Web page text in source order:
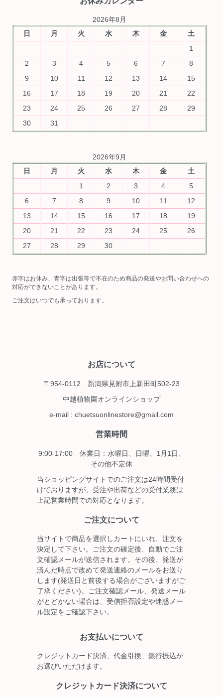
2026年8月
日
月 火 水 木 金
土
1
2
3 4 5 6 7
8
9
10 11 12 13 14
15
16
17 18 19 20 21
22
23
24 25 26 27 28
29
30
31
2026年9月
日
月 火 水 木 金
土
1
2 3 4
5
6
7 8 9 10 11
12
13
14 15 16 17 18
19
20
21 22 23 24 25
26
27
28 29 30
赤字はお休み、青字は出張等で不在のため商品の発送やお問い合わせへの
対応ができないことがあります。
ご注文はいつでも承っております。
お店について
〒954-0112 新潟県見附市上新田町502-23
中越植物園オンラインショップ
e-mail : chuetsuonlinestore@gmail.com
営業時間
9:00-17:00 休業日：水曜日、日曜、1月1日、
その他不定休
当ショッピングサイトでのご注文は24時間受付
けておりますが、受注や出荷などの受付業務は
上記営業時間での対応となります。
ご注文について
当サイトで商品を選択しカートにいれ、注文を
決定して下さい。ご注文の確定後、自動でご注
文確認メールが送信されます。その後、発送が
済んだ時点で改めて発送連絡のメールをお送り
します(発送日と前後する場合がございますがご
了承ください)。ご注文確認メール、発送メール
がとどかない場合は、受信拒否設定や迷惑メー
ル設定をご確認下さい。
お支払いについて
クレジットカード決済、代金引換、銀行振込が
お選びいただけます。
クレジットカード決済について